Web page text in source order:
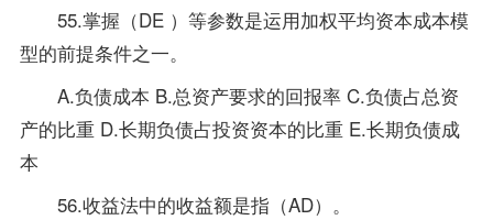
55.掌握（DE ）等参数是运用加权平均资本成本模
型的前提条件之一。
A.负债成本 B.总资产要求的回报率 C.负债占总资
产的比重 D.长期负债占投资资本的比重 E.长期负债成
本
56.收益法中的收益额是指（AD）。